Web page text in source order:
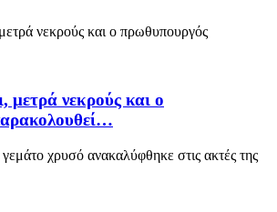
μετρά νεκρούς και ο